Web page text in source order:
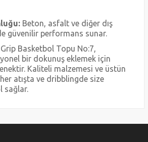
Beton, asfalt ve diğer dış
güvenilir performans sunar.
Basketbol Topu No:7,
bir dokunuş eklemek için
Kaliteli malzemesi ve üstün
atışta ve dribblingde size
sağlar.